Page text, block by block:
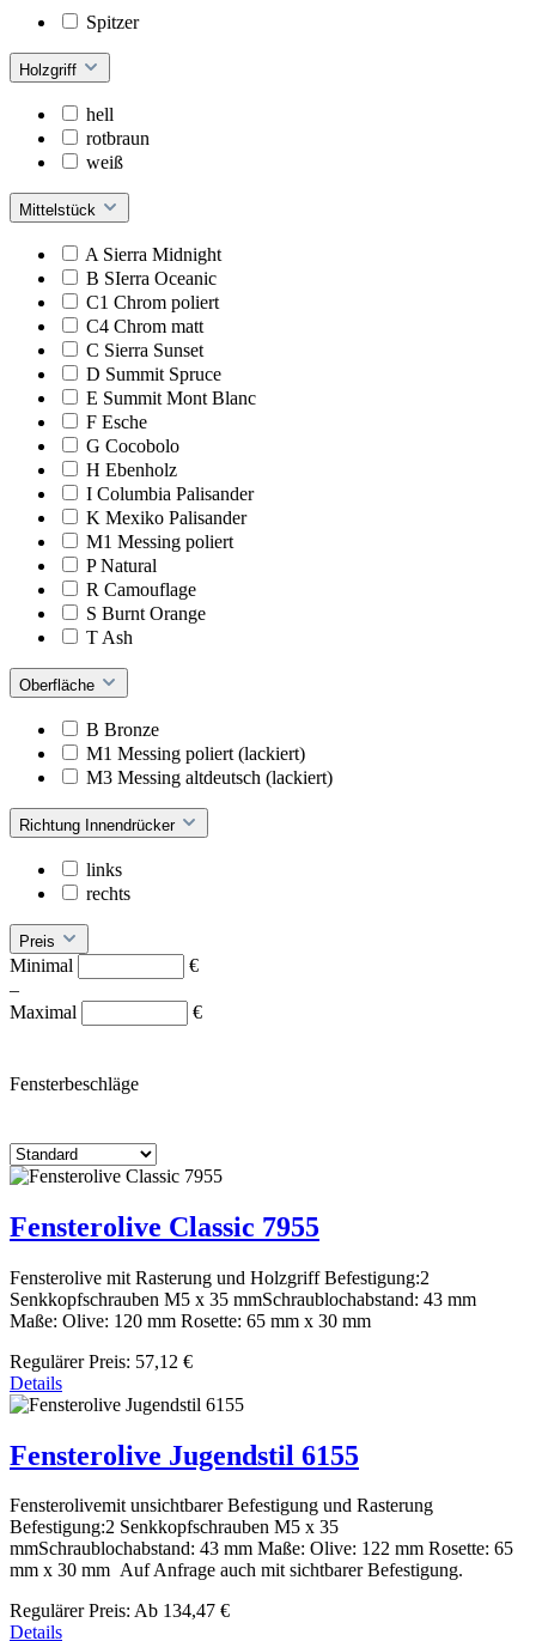
Spitzer
Holzgriff
hell
rotbraun
weiß
Mittelstück
A Sierra Midnight
B SIerra Oceanic
C1 Chrom poliert
C4 Chrom matt
C Sierra Sunset
D Summit Spruce
E Summit Mont Blanc
F Esche
G Cocobolo
H Ebenholz
I Columbia Palisander
K Mexiko Palisander
M1 Messing poliert
P Natural
R Camouflage
S Burnt Orange
T Ash
Oberfläche
B Bronze
M1 Messing poliert (lackiert)
M3 Messing altdeutsch (lackiert)
Richtung Innendrücker
links
rechts
Preis
Minimal
€
–
Maximal
€
Fensterbeschläge
Fensterolive Classic 7955
Fensterolive mit Rasterung und Holzgriff Befestigung:2
Senkkopfschrauben M5 x 35 mmSchraublochabstand: 43 mm
Maße: Olive: 120 mm Rosette: 65 mm x 30 mm
Regulärer Preis: 57,12 €
Details
Fensterolive Jugendstil 6155
Fensterolivemit unsichtbarer Befestigung und Rasterung
Befestigung:2 Senkkopfschrauben M5 x 35
mmSchraublochabstand: 43 mm Maße: Olive: 122 mm Rosette: 65
mm x 30 mm Auf Anfrage auch mit sichtbarer Befestigung.
Regulärer Preis: Ab 134,47 €
Details